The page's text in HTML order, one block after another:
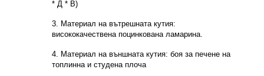
* Д * В)
3. Материал на вътрешната кутия:
висококачествена поцинкована ламарина.
4. Материал на външната кутия: боя за печене на
топлинна и студена плоча